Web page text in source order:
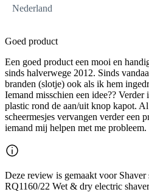
Nederland
Goed product
Een goed product een mooi en
sinds halverwege 2012. Sinds
branden (slotje) ook als ik hem
Iemand misschien een idee??
plastic rond de aan/uit knop kapot.
scheermesjes vervangen verder een
iemand mij helpen met me probleem.
Deze review is gemaakt voor Shaver
RQ1160/22 Wet & dry electric shaver